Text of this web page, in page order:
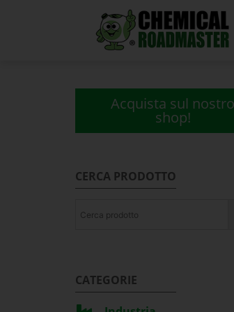
Acquista sul nostro
shop!
CERCA PRODOTTO
CATEGORIE